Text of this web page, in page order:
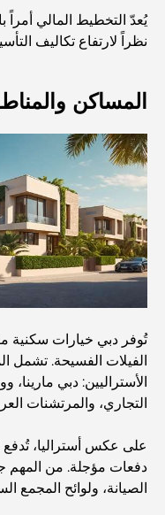
أفضل المدارس في دبي
مطاعم في دبي هيلز:
أفضل ملاعب الجولف
المجتمعات السكنية
فاخرة على شاطئ
أفضل البنوك في
أفضل مطاعم شرائح
أغلى دولة في
دليل صالات الرياضة
البدنية في المنطقة
يُعدّ التخطيط المالي أمراً
نظراً لارتفاع تكاليف
المساكن
تُوفر دبي خيارات سكنية
الفيلات الفسيحة. تشمل
الأستراليين: دبي
التجاري، والمرتشنات
على عكس أستراليا، تُدفع
دفعات مؤجلة. من المهم
الصيانة، ولوائح المجمع